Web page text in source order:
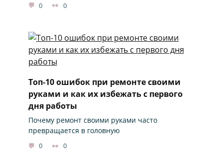
0 0
Топ-10 ошибок при ремонте своими
руками и как их избежать с первого
дня работы
Почему ремонт своими руками часто
превращается в головную
0 0